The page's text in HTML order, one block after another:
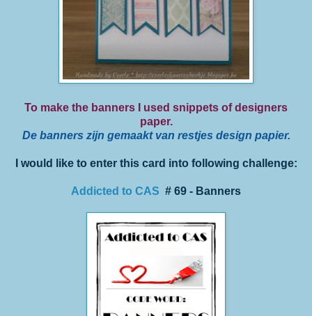
To make the banners I used snippets of designers
paper.
De banners zijn gemaakt van restjes design papier.
I would like to enter this card into following challenge:
Addicted to CAS # 69 - Banners